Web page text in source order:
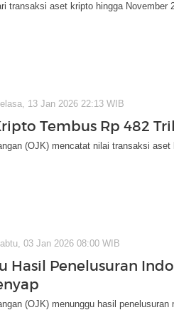
transaksi aset kripto hingga November
13 Jan 2026 22:13 WIB
Tembus Rp 482
(OJK) mencatat nilai transaksi
03 Jan 2026 08:00 WIB
Hasil Penelusuran
(OJK) menunggu hasil